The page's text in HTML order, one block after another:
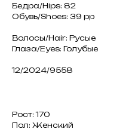
Бедра/Hips: 82
Обувь/Shoes: 39 рр
Волосы/Hair: Русые
Глаза/Eyes: Голубые
12/2024/9558
Рост: 170
Пол: Женский